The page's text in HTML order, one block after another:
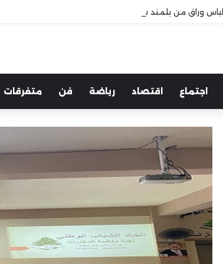
الياس وراق من بلمند سوق الغرب:لتعزيز التواصل والشراكة مع
اجتماع اقتصاد رياضة فن متفرقات